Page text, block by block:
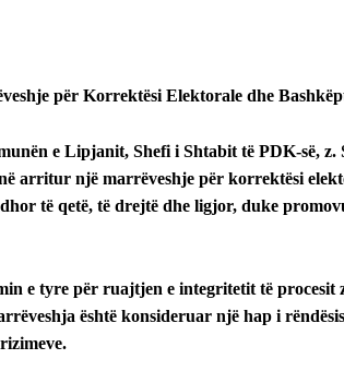
për Korrektësi Elektorale dhe
e Lipjanit, Shefi i Shtabit të PDK-së,
arritur një marrëveshje për korrektësi
të qetë, të drejtë dhe ligjor, duke
e tyre për ruajtjen e integritetit të procesit
është konsideruar një hap i